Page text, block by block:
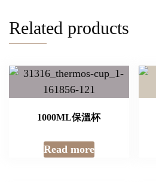
Related products
1000ML保溫杯
Read more